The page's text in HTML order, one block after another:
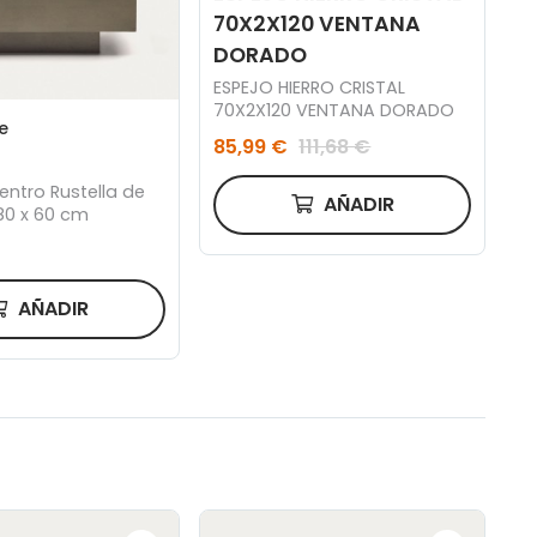
Rustella de
x 60 cm
AÑADIR
70X2X120 VENTANA
DORADO
ESPEJO HIERRO CRISTAL
70X2X120 VENTANA DORADO
85,99 € 111,68 €
AÑADIR